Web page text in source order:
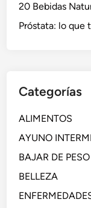
20 Bebidas
Próstata: lo que
Categorías
ALIMENTOS
AYUNO
BAJAR DE PESO
BELLEZA